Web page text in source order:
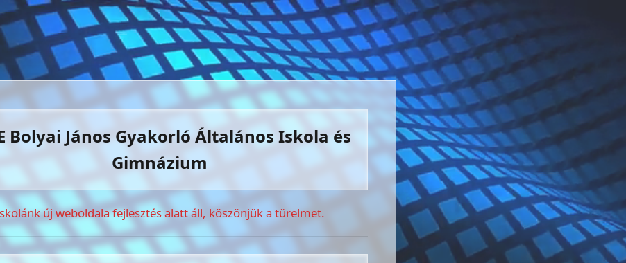
Bolyai János Gyakorló Általános Iskola és
Gimnázium
új weboldala fejlesztés alatt áll, köszönjük a türelmet.